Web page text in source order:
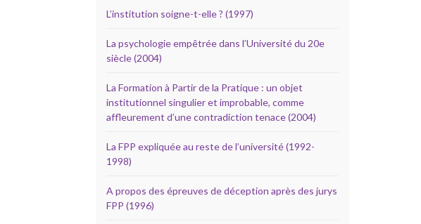
L’institution soigne-t-elle ? (1997)
La psychologie empêtrée dans l’Université du 20e
siècle (2004)
La Formation à Partir de la Pratique : un objet
institutionnel singulier et improbable, comme
affleurement d’une contradiction tenace (2004)
La FPP expliquée au reste de l’université (1992-
1998)
A propos des épreuves de déception après des jurys
FPP (1996)